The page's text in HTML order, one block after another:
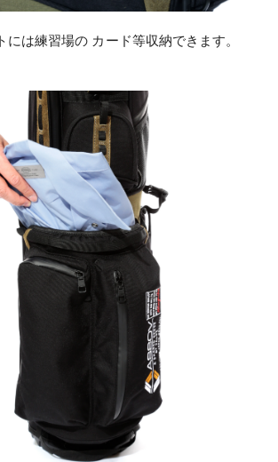
には練習場の カード等収納できます。